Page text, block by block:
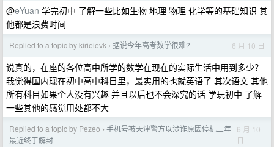
@eYuan 学完初中 了解一些比如生物 地理 物理 化学等的基础知识 其
他都是浪费时间
Replied to a topic by kirieievk › 据说今年高考数学很难? 6 月 10 日
说真的，在座的各位高中所学的数学在现在的实际生活中用到多少？
我觉得国内现在初中高中科目里，最实用的也就英语了 其次语文 其他
所有科目如果个人没有兴趣 并且以后也不会深究的话 学玩初中 了解
一些其他的感觉用处都不大
Replied to a topic by Pezeo › 手机号被天津警方以涉诈原因停机三年
最近终于解封
6 月 10
日